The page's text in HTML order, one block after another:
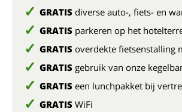
GRATIS diverse auto-, fiets- en
GRATIS parkeren op het
GRATIS overdekte fietsenstalling
GRATIS gebruik van onze
GRATIS een lunchpakket bij
GRATIS WiFi